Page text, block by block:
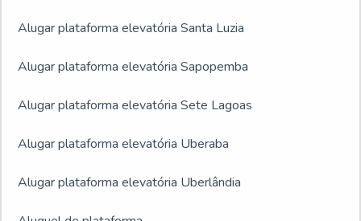
Alugar plataforma elevatória Santa Luzia
Alugar plataforma elevatória Sapopemba
Alugar plataforma elevatória Sete Lagoas
Alugar plataforma elevatória Uberaba
Alugar plataforma elevatória Uberlândia